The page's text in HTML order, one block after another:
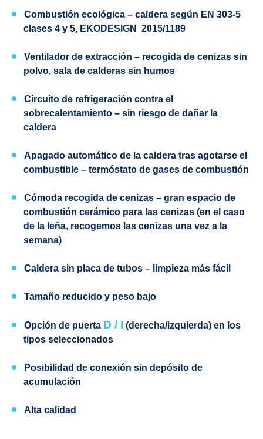
Combustión ecológica – caldera según EN 303-5
clases 4 y 5, EKODESIGN 2015/1189
Ventilador de extracción – recogida de cenizas sin
polvo, sala de calderas sin humos
Circuito de refrigeración contra el
sobrecalentamiento – sin riesgo de dañar la
caldera
Apagado automático de la caldera tras agotarse el
combustible – termóstato de gases de combustión
Cómoda recogida de cenizas – gran espacio de
combustión cerámico para las cenizas (en el caso
de la leña, recogemos las cenizas una vez a la
semana)
Caldera sin placa de tubos – limpieza más fácil
Tamaño reducido y peso bajo
Opción de puerta D / I (derecha/izquierda) en los
tipos seleccionados
Posibilidad de conexión sin depósito de
acumulación
Alta calidad